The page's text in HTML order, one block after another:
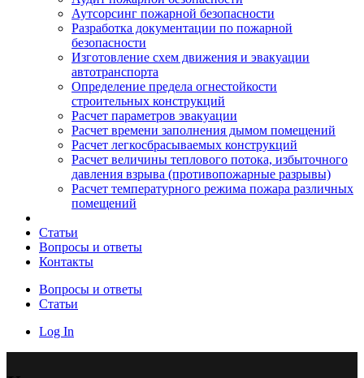
Аутсорсинг пожарной безопасности
Разработка документации по пожарной
безопасности
Изготовление схем движения и эвакуации
автотранспорта
Определение предела огнестойкости
строительных конструкций
Расчет параметров эвакуации
Расчет времени заполнения дымом помещений
Расчет легкосбрасываемых конструкций
Расчет величины теплового потока, избыточного
давления взрыва (противопожарные разрывы)
Расчет температурного режима пожара различных
помещений
Статьи
Вопросы и ответы
Контакты
Вопросы и ответы
Статьи
Log In